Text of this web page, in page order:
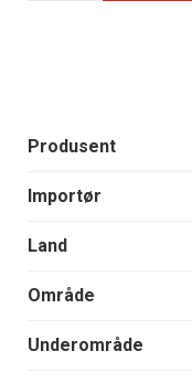
Produsent
Importør
Land
Område
Underområde